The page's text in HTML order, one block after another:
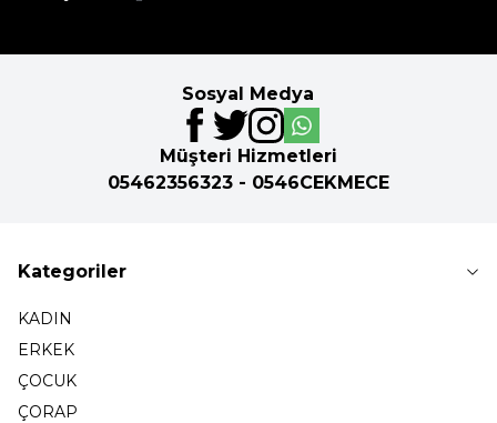
Sosyal Medya
Müşteri Hizmetleri
05462356323 - 0546CEKMECE
Kategoriler
KADIN
ERKEK
ÇOCUK
ÇORAP